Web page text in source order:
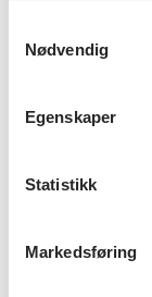
Nødvendig
Egenskaper
Statistikk
Markedsføring